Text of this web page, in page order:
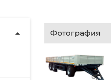
Фотография